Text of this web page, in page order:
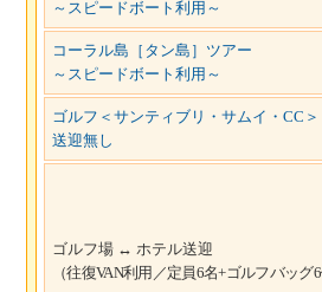
～スピードボート利用～
コーラル島［タン島］ツアー
～スピードボート利用～
ゴルフ＜サンティブリ・サムイ・CC＞
送迎無し
ゴルフ場 ↔ ホテル送迎
（往復VAN利用／定員6名+ゴルフバッグ